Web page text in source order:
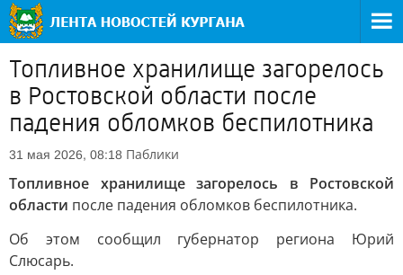
Топливное хранилище загорелось
в Ростовской области после
падения обломков беспилотника
31 мая 2026, 08:18 Паблики
Топливное хранилище загорелось в Ростовской
области после падения обломков беспилотника.
Об этом сообщил губернатор региона Юрий
Слюсарь.